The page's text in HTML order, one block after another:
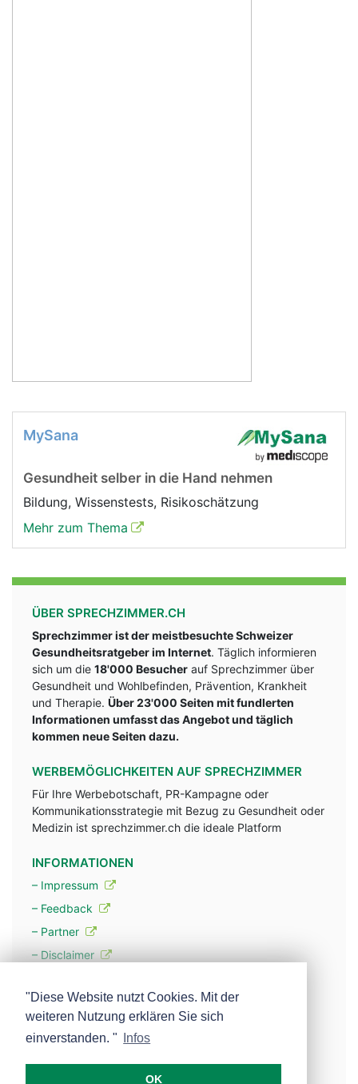
MySana
Gesundheit selber in die Hand nehmen
Bildung, Wissenstests, Risikoschätzung
Mehr zum Thema
ÜBER SPRECHZIMMER.CH
Sprechzimmer ist der meistbesuchte Schweizer
Gesundheitsratgeber im Internet. Täglich informieren
sich um die 18'000 Besucher auf Sprechzimmer über
Gesundheit und Wohlbefinden, Prävention, Krankheit
und Therapie. Über 23'000 Seiten mit fundlerten
Informationen umfasst das Angebot und täglich
kommen neue Seiten dazu.
WERBEMÖGLICHKEITEN AUF SPRECHZIMMER
Für Ihre Werbebotschaft, PR-Kampagne oder
Kommunikationsstrategie mit Bezug zu Gesundheit oder
Medizin ist sprechzimmer.ch die ideale Platform
INFORMATIONEN
– Impressum
– Feedback
– Partner
– Disclaimer
– Werbung
– Mehr über unsere Experten
"Diese Website nutzt Cookies. Mit der
weiteren Nutzung erklären Sie sich
einverstanden. "
Infos
OK